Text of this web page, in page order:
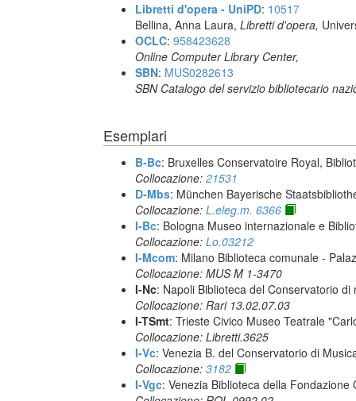
Libretti d'opera - UniPD: 10517
Bellina, Anna Laura, Libretti d'opera,
OCLC: 958423628
Online Computer Library Center,
SBN: MUS0282613
SBN Catalogo del servizio bibliotecario
Esemplari
B-Bc: Bruxelles Conservatoire Royal,
Collocazione: 21531
D-Mbs: München Bayerische
Collocazione: L.eleg.m. 6366
I-Bc: Bologna Museo internazionale e
Collocazione: Lo.03212
I-Mcom: Milano Biblioteca comunale -
Collocazione: MUS M 1-3470
I-Nc: Napoli Biblioteca del Conservatorio
Collocazione: Rari 13.02.07.03
I-TSmt: Trieste Civico Museo Teatrale
Collocazione: Libretti.3625
I-Vc: Venezia B. del Conservatorio di
Collocazione: 3182
I-Vgc: Venezia Biblioteca della Fondazione